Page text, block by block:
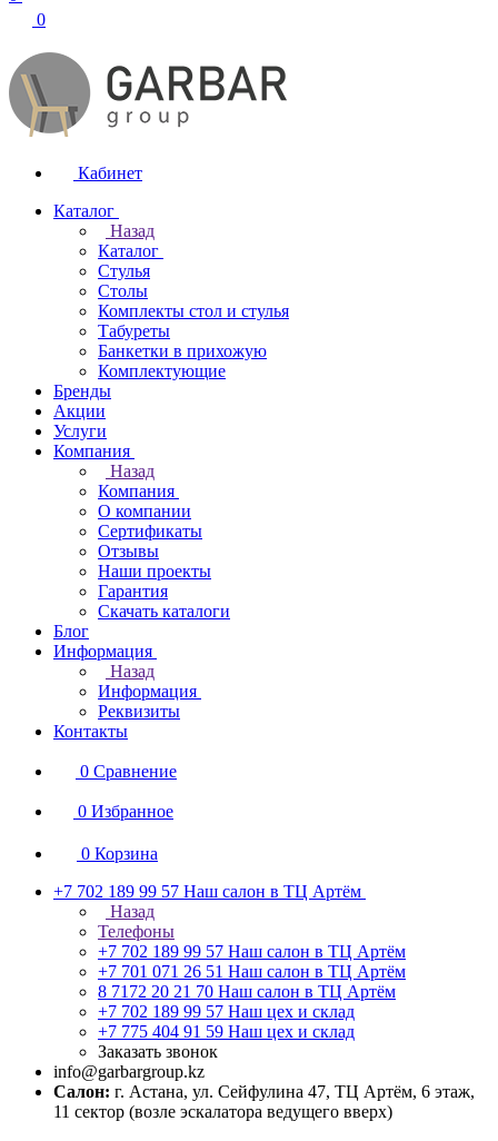
0
Кабинет
Каталог
Назад
Каталог
Стулья
Столы
Комплекты стол и стулья
Табуреты
Банкетки в прихожую
Комплектующие
Бренды
Акции
Услуги
Компания
Назад
Компания
О компании
Сертификаты
Отзывы
Наши проекты
Гарантия
Скачать каталоги
Блог
Информация
Назад
Информация
Реквизиты
Контакты
0 Сравнение
0 Избранное
0 Корзина
+7 702 189 99 57 Наш салон в ТЦ Артём
Назад
Телефоны
+7 702 189 99 57 Наш салон в ТЦ Артём
+7 701 071 26 51 Наш салон в ТЦ Артём
8 7172 20 21 70 Наш салон в ТЦ Артём
+7 702 189 99 57 Наш цех и склад
+7 775 404 91 59 Наш цех и склад
Заказать звонок
info@garbargroup.kz
Салон: г. Астана, ул. Сейфулина 47, ТЦ Артём, 6 этаж,
11 сектор (возле эскалатора ведущего вверх)